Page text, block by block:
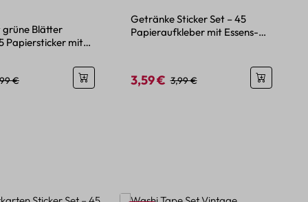
Bewertung von 4.5 von 5 Sternen
grüne Blätter
Papiersticker mit
Preis:
€
Getränke Sticker Set – 45
Papieraufkleber mit Essens-
Verkaufspreis:
3,59 € Regulärer Preis:
3,99 €